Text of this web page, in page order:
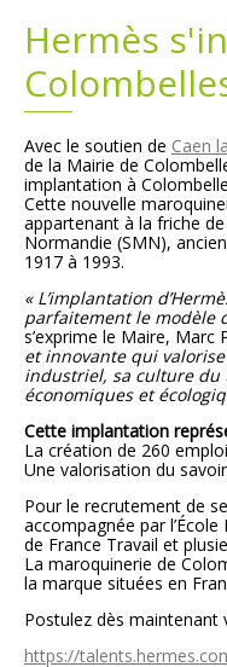
Hermès
Avec le soutien de Caen
de la Mairie de
implantation à
Cette nouvelle
appartenant à la friche
Normandie (SMN),
1917 à 1993.
« L’implantation
parfaitement le modèle
s’exprime le Maire, Marc
et innovante qui
industriel, sa culture du
économiques et
Cette implantation
La création de 260
Une valorisation du
Pour le recrutement de
accompagnée par
de France Travail et
La maroquinerie de
la marque situées en
Postulez dès maintenant
https://
Plans
Demandes légales
Emploi
Marchés publics
Grands projets